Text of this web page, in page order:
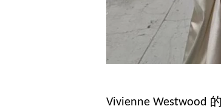
Vivienne Westwood